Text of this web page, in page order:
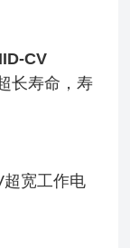
CV
长寿命，寿
超宽工作电